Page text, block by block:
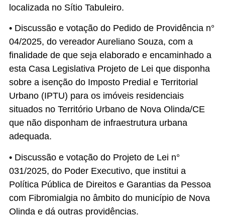
localizada no Sítio Tabuleiro.
• Discussão e votação do Pedido de Providência n°
04/2025, do vereador Aureliano Souza, com a
finalidade de que seja elaborado e encaminhado a
esta Casa Legislativa Projeto de Lei que disponha
sobre a isenção do Imposto Predial e Territorial
Urbano (IPTU) para os imóveis residenciais
situados no Território Urbano de Nova Olinda/CE
que não disponham de infraestrutura urbana
adequada.
• Discussão e votação do Projeto de Lei n°
031/2025, do Poder Executivo, que institui a
Política Pública de Direitos e Garantias da Pessoa
com Fibromialgia no âmbito do município de Nova
Olinda e dá outras providências.